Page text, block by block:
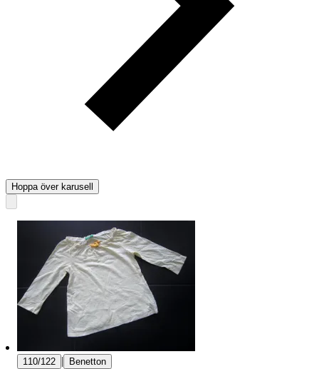
Hoppa över karusell
110/122 | Benetton